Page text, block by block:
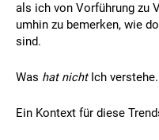
als ich von Vorführung zu
umhin zu bemerken, wie
sind.
Was hat nichtIch verstehe.
Ein Kontext für diese